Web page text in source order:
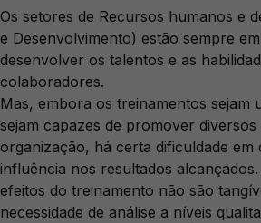
Os setores de Recursos humanos e
e Desenvolvimento) estão sempre
desenvolver os talentos e as
colaboradores.
Mas, embora os treinamentos sejam
sejam capazes de promover
organização, há certa dificuldade
influência nos resultados
efeitos do treinamento não são
necessidade de análise a níveis